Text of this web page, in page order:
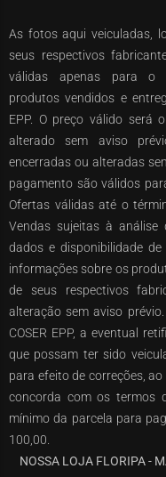
As fotos aqui veiculadas,
seus respectivos
válidas apenas para o
produtos vendidos e
EPP. O preço válido será
alterado sem aviso
encerradas ou alteradas
pagamento são válidos
Ofertas válidas até o
Vendas sujeitas à análise
dados e disponibilidade
informações sobre os
de seus respectivos
alteração sem aviso
COSER EPP, a eventual
que possam ter sido
para efeito de correções,
concorda com os termos
mínimo da parcela para
100,00.
NOSSA LOJA FLORIPA -